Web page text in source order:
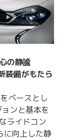
の静謐
装備がもたら
ベースとし
ンと基本を
ライドコン
に向上した静